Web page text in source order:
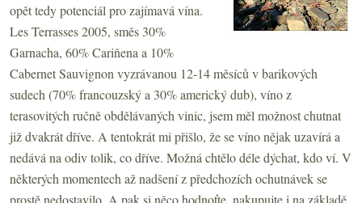
opět tedy potenciál pro zajímavá vína.
Les Terrasses 2005, směs 30%
Garnacha, 60% Cariňena a 10%
CabernetSauvignon vyzrávanou 12-14 měsíců v barikových
sudech (70% francouzský a 30% americký dub), víno z
terasovitých ručně obdělávaných vinic, jsem měl možnost chutnat
již dvakrát dříve. A tentokrát mi přišlo, že se víno nějak uzavírá a
nedává na odiv tolik, co dříve. Možná chtělo déle dýchat, kdo ví. V
některých momentech až nadšení z předchozích ochutnávek se
prostě nedostavilo. A pak si něco hodnoťte, nakupujte i na základě